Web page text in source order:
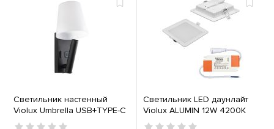
Светильник настенный
Violux Umbrella USB+TYPE-C
бра Led 3W 4200K IP20
Светильник LED даунлайт
Violux ALUMIN 12W 4200K
квадрат IP20